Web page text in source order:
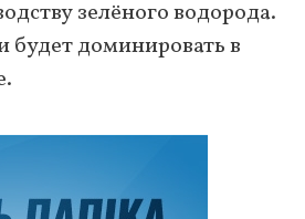
зелёного водорода.
будет доминировать в